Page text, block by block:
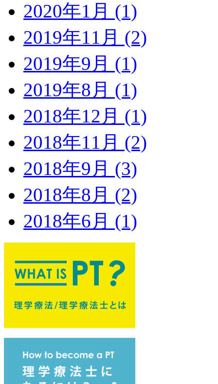
2020年1月 (1)
2019年11月 (2)
2019年9月 (1)
2019年8月 (1)
2018年12月 (1)
2018年11月 (2)
2018年9月 (3)
2018年8月 (2)
2018年6月 (1)